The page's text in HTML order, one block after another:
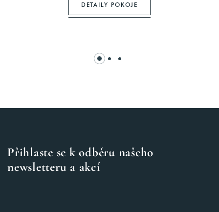
DETAILY POKOJE
Přihlaste se k odběru našeho
newsletteru a akcí